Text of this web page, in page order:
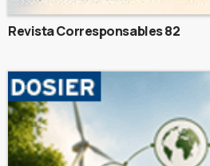
Revista Corresponsables 82